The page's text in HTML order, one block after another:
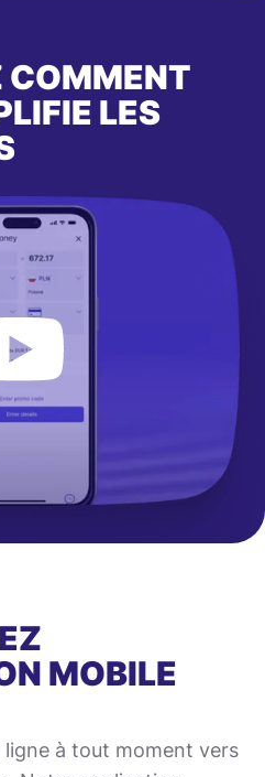
COMMENT
LES
MOBILE
ligne à tout moment vers